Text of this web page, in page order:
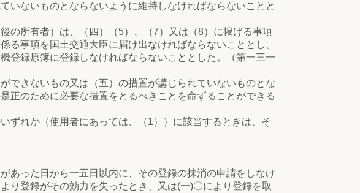
いないものとならないように維持しなければならないことと
所有者）は、（四）（5）、（7）又は（8）に掲げる事項
事項を国土交通大臣に届け出なければならないこととし、
登録原簿に登録しなければならないこととした。（第一三一
きないもの又は（五）の措置が講じられていないものとな
正のために必要な措置をとるべきことを命ずることができる
れか（使用者にあっては、（1））に該当するときは、そ
った日から一五日以内に、その登録の抹消の申請をしなけ
り登録がその効力を失ったとき、又は(一)〇により登録を取